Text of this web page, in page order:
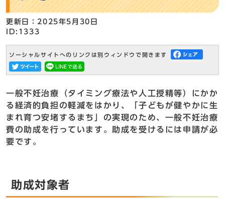
更新日：2025年5月30日
ID:1333
ソーシャルサイトへのリンクは別ウィンドウで開きます
一般不妊治療（タイミング療法や人工授精等）にかか
る経済的負担の軽減をはかり、「子どもが健やかに生
まれ育つ安堵するまち」の実現のため、一般不妊治療
費の助成を行っています。助成を受けるには申請が必
要です。
助成対象者